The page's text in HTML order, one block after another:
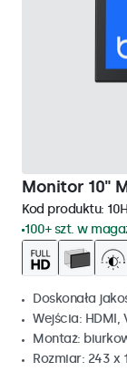
Monitor 10"
Kod produktu:
100+ szt. w
Doskonała
Wejścia: HDMI,
Montaż:
Rozmiar: 243 x